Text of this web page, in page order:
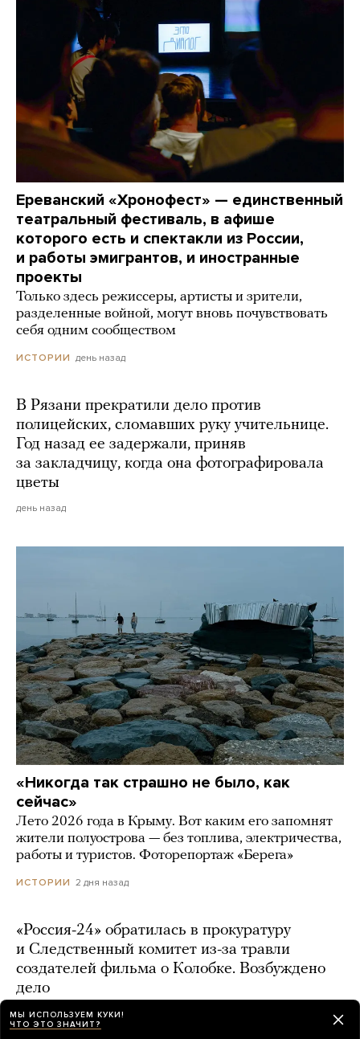
Ереванский «Хронофест» — единственный
театральный фестиваль, в афише
которого есть и спектакли из России,
и работы эмигрантов, и иностранные
проекты
Только здесь режиссеры, артисты и зрители,
разделенные войной, могут вновь почувствовать
себя одним сообществом
ИСТОРИИ день назад
В Рязани прекратили дело против
полицейских, сломавших руку учительнице.
Год назад ее задержали, приняв
за закладчицу, когда она фотографировала
цветы
день назад
«Никогда так страшно не было, как
сейчас»
Лето 2026 года в Крыму. Вот каким его запомнят
жители полуострова — без топлива, электричества,
работы и туристов. Фоторепортаж «Берега»
ИСТОРИИ 2 дня назад
«Россия-24» обратилась в прокуратуру
и Следственный комитет из-за травли
создателей фильма о Колобке. Возбуждено
дело
день назад
МЫ ИСПОЛЬЗУЕМ КУКИ!
ЧТО ЭТО ЗНАЧИТ?